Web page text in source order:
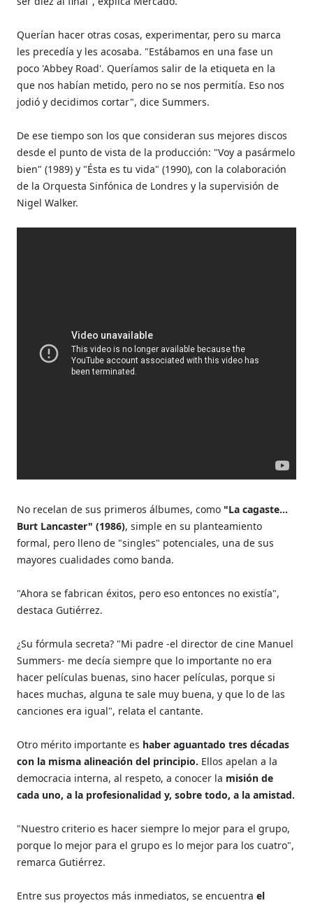
Querían hacer otras cosas, experimentar, pero su marca
les precedía y les acosaba. "Estábamos en una fase un
poco 'Abbey Road'. Queríamos salir de la etiqueta en la
que nos habían metido, pero no se nos permitía. Eso nos
jodió y decidimos cortar", dice Summers.
De ese tiempo son los que consideran sus mejores discos
desde el punto de vista de la producción: "Voy a pasármelo
bien" (1989) y "Ésta es tu vida" (1990), con la colaboración
de la Orquesta Sinfónica de Londres y la supervisión de
Nigel Walker.
No recelan de sus primeros álbumes, como "La cagaste...
Burt Lancaster" (1986), simple en su planteamiento
formal, pero lleno de "singles" potenciales, una de sus
mayores cualidades como banda.
"Ahora se fabrican éxitos, pero eso entonces no existía",
destaca Gutiérrez.
¿Su fórmula secreta? "Mi padre -el director de cine Manuel
Summers- me decía siempre que lo importante no era
hacer películas buenas, sino hacer películas, porque si
haces muchas, alguna te sale muy buena, y que lo de las
canciones era igual", relata el cantante.
Otro mérito importante es haber aguantado tres décadas
con la misma alineación del principio. Ellos apelan a la
democracia interna, al respeto, a conocer la misión de
cada uno, a la profesionalidad y, sobre todo, a la amistad.
"Nuestro criterio es hacer siempre lo mejor para el grupo,
porque lo mejor para el grupo es lo mejor para los cuatro",
remarca Gutiérrez.
Entre sus proyectos más inmediatos, se encuentra el